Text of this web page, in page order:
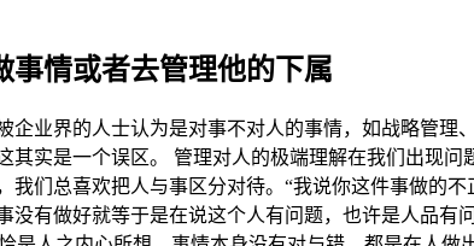
事情或者去管理他的下属
企业界的人士认为是对事不对人的事情，如战略管
其实是一个误区。 管理对人的极端理解在我们出现
我们总喜欢把人与事区分对待。“我说你这件事做的
没有做好就等于是在说这个人有问题，也许是人品